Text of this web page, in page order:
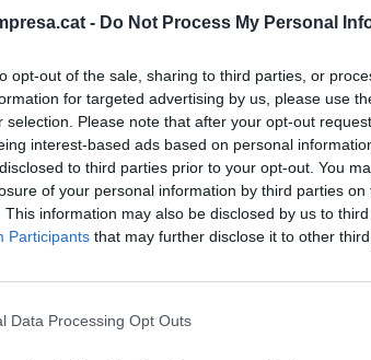
- Do Not Process My Personal
opt-out of the sale, sharing to third parties, or
for targeted advertising by us, please use
selection. Please note that after your opt-out
interest-based ads based on personal
to third parties prior to your opt-out. You
of your personal information by third parties on
This information may also be disclosed by us to
Participants that may further disclose it to other third
Data Processing Opt Outs
Act. 20 de Julio de 2020 - 10:04
La inspiración del mar se
a mano en talleres de Ubrique, Toledo,